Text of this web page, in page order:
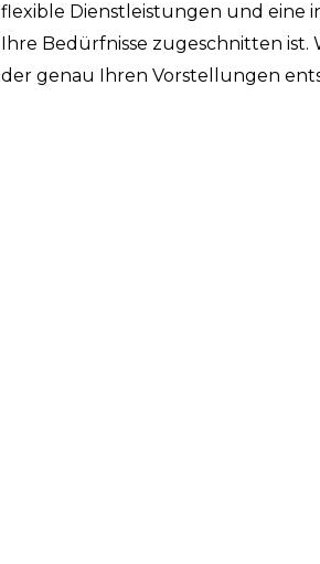
flexible Dienstleistungen und eine
Ihre Bedürfnisse zugeschnitten ist.
der genau Ihren Vorstellungen